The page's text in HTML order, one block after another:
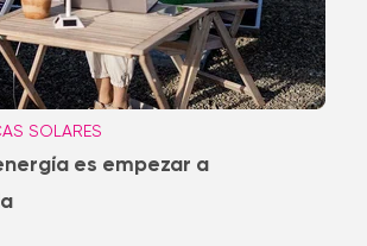
SOLARES
es empezar a